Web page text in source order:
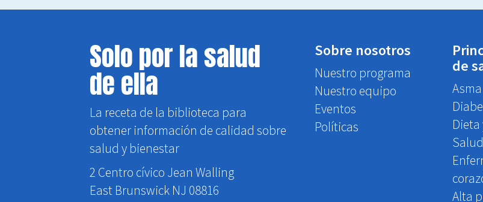
Solo por la salud
de ella
La receta de la biblioteca para
obtener información de calidad sobre
salud y bienestar
2 Centro cívico Jean Walling
East Brunswick NJ 08816
Sobre nosotros
Nuestro programa
Nuestro equipo
Eventos
Políticas
de
Alta